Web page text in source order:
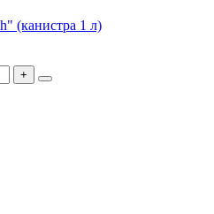
(канистра 1 л)